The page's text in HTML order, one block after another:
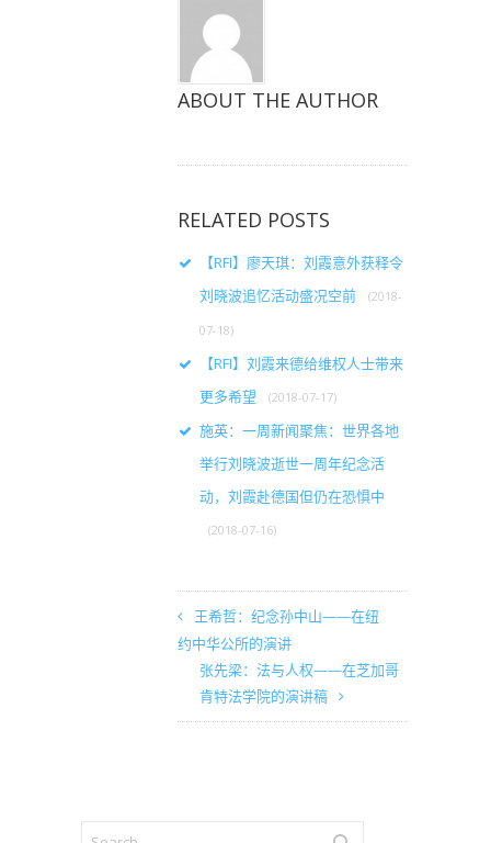
ABOUT THE AUTHOR
RELATED POSTS
【RFI】廖天琪：刘霞意外获释令
刘晓波追忆活动盛况空前
(2018-
07-18)
【RFI】刘霞来德给维权人士带来
更多希望
(2018-07-17)
施英：一周新闻聚焦：世界各地
举行刘晓波逝世一周年纪念活
动，刘霞赴德国但仍在恐惧中
(2018-07-16)
王希哲：纪念孙中山——在纽
约中华公所的演讲
张先梁：法与人权——在芝加哥
肯特法学院的演讲稿